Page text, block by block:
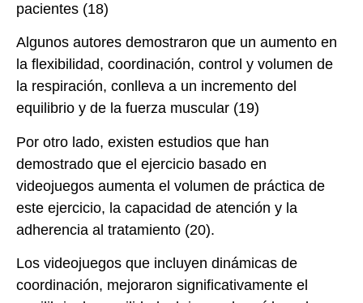
pacientes (18)
Algunos autores demostraron que un aumento en
la flexibilidad, coordinación, control y volumen de
la respiración, conlleva a un incremento del
equilibrio y de la fuerza muscular (19)
Por otro lado, existen estudios que han
demostrado que el ejercicio basado en
videojuegos aumenta el volumen de práctica de
este ejercicio, la capacidad de atención y la
adherencia al tratamiento (20).
Los videojuegos que incluyen dinámicas de
coordinación, mejoraron significativamente el